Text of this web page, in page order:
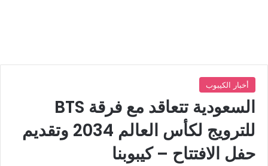
أخبار الكيبوب
السعودية تتعاقد مع فرقة BTS
للترويج لكأس العالم 2034 وتقديم
حفل الافتتاح – كيبوبنا